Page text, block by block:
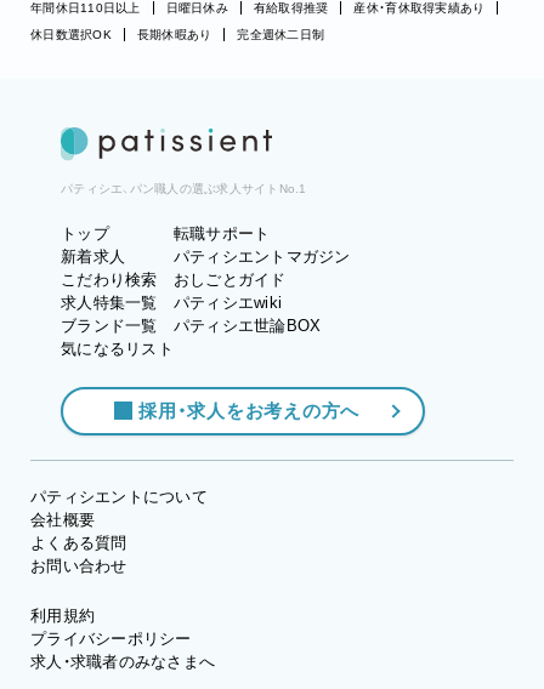
年間休日110日以上
日曜日休み 有給取得推奨
産休・育休取得実績あり
休日数選択OK
長期休暇あり 完全週休二日制
パティシエ、パン職人の選ぶ求人サイトNo.1
トップ
新着求人
こだわり検索
求人特集一覧
ブランド一覧
気になるリスト
転職サポート
パティシエントマガジン
おしごとガイド
パティシエwiki
パティシエ世論BOX
採用・求人をお考えの方へ
パティシエントについて
会社概要
よくある質問
お問い合わせ
利用規約
プライバシーポリシー
求人・求職者のみなさまへ